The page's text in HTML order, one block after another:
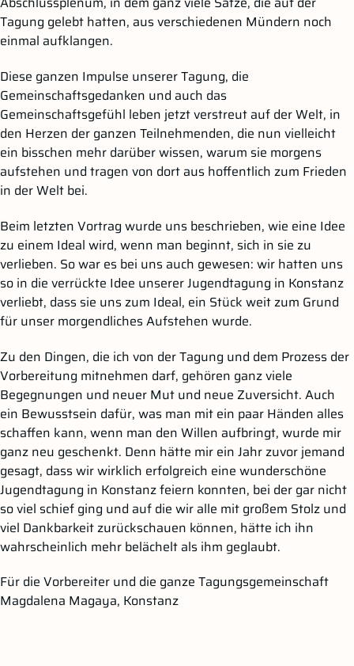
Tagung gelebt hatten, aus verschiedenen Mündern noch
einmal aufklangen.
Diese ganzen Impulse unserer Tagung, die
Gemeinschaftsgedanken und auch das
Gemeinschaftsgefühl leben jetzt verstreut auf der Welt, in
den Herzen der ganzen Teilnehmenden, die nun vielleicht
ein bisschen mehr darüber wissen, warum sie morgens
aufstehen und tragen von dort aus hoffentlich zum Frieden
in der Welt bei.
Beim letzten Vortrag wurde uns beschrieben, wie eine Idee
zu einem Ideal wird, wenn man beginnt, sich in sie zu
verlieben. So war es bei uns auch gewesen: wir hatten uns
so in die verrückte Idee unserer Jugendtagung in Konstanz
verliebt, dass sie uns zum Ideal, ein Stück weit zum Grund
für unser morgendliches Aufstehen wurde.
Zu den Dingen, die ich von der Tagung und dem Prozess der
Vorbereitung mitnehmen darf, gehören ganz viele
Begegnungen und neuer Mut und neue Zuversicht. Auch
ein Bewusstsein dafür, was man mit ein paar Händen alles
schaffen kann, wenn man den Willen aufbringt, wurde mir
ganz neu geschenkt. Denn hätte mir ein Jahr zuvor jemand
gesagt, dass wir wirklich erfolgreich eine wunderschöne
Jugendtagung in Konstanz feiern konnten, bei der gar nicht
so viel schief ging und auf die wir alle mit großem Stolz und
viel Dankbarkeit zurückschauen können, hätte ich ihn
wahrscheinlich mehr belächelt als ihm geglaubt.
Für die Vorbereiter und die ganze Tagungsgemeinschaft
Magdalena Magaya, Konstanz